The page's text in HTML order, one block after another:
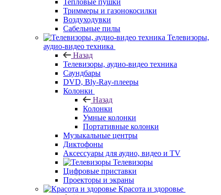
Тепловые пушки
Триммеры и газонокосилки
Воздуходувки
Сабельные пилы
Телевизоры,
аудио-видео техника
Назад
Телевизоры, аудио-видео техника
Саундбары
DVD, Bly-Ray-плееры
Колонки
Назад
Колонки
Умные колонки
Портативные колонки
Музыкальные центры
Диктофоны
Аксессуары для аудио, видео и TV
Телевизоры
Цифровые приставки
Проекторы и экраны
Красота и здоровье